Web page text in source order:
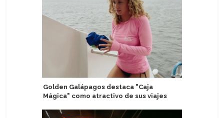
Golden Galápagos destaca "Caja
Mágica" como atractivo de sus viajes